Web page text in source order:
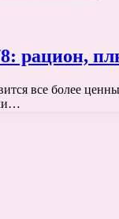
рацион,
все более